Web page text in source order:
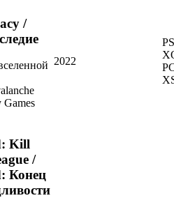
/
Games
2022
Kill
/
Конец